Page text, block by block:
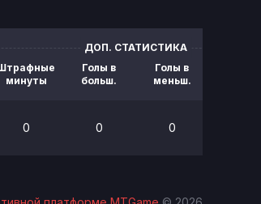
ДОП. СТАТИСТИКА
минуты
Голы в
больш.
Голы в
меньш.
0 0 0